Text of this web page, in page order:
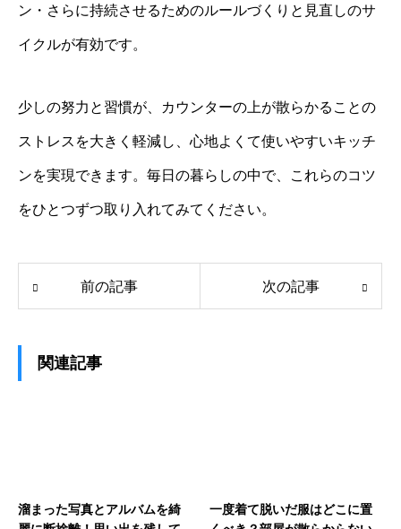
ン・さらに持続させるためのルールづくりと見直しのサ
イクルが有効です。
少しの努力と習慣が、カウンターの上が散らかることの
ストレスを大きく軽減し、心地よくて使いやすいキッチ
ンを実現できます。毎日の暮らしの中で、これらのコツ
をひとつずつ取り入れてみてください。
前の記事 次の記事
関連記事
溜まった写真とアルバムを綺
一度着て脱いだ服はどこに置